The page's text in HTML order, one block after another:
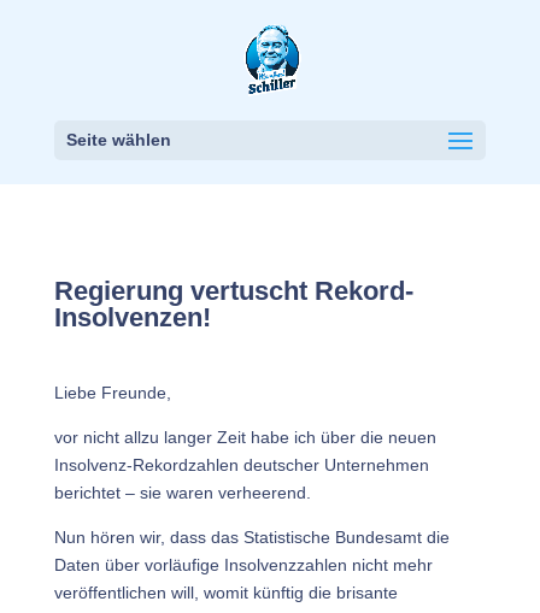
Seite wählen
Regierung vertuscht Rekord-
Insolvenzen!
Liebe Freunde,
vor nicht allzu langer Zeit habe ich über die neuen
Insolvenz-Rekordzahlen deutscher Unternehmen
berichtet – sie waren verheerend.
Nun hören wir, dass das Statistische Bundesamt die
Daten über vorläufige Insolvenzzahlen nicht mehr
veröffentlichen will, womit künftig die brisante